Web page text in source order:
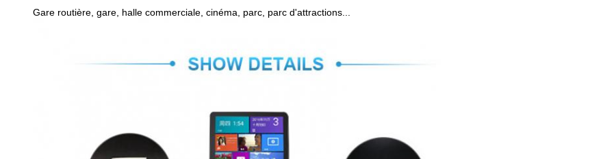
Gare routière, gare, halle commerciale, cinéma, parc, parc d'attractions...